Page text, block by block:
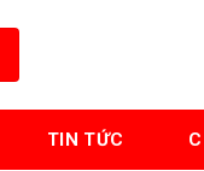
TIN TỨC